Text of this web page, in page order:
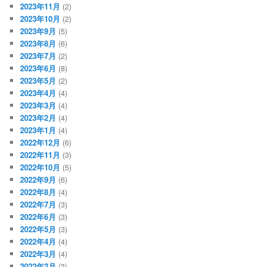
2023年11月 (2)
2023年10月 (2)
2023年9月 (5)
2023年8月 (6)
2023年7月 (2)
2023年6月 (8)
2023年5月 (2)
2023年4月 (4)
2023年3月 (4)
2023年2月 (4)
2023年1月 (4)
2022年12月 (6)
2022年11月 (3)
2022年10月 (5)
2022年9月 (6)
2022年8月 (4)
2022年7月 (3)
2022年6月 (3)
2022年5月 (3)
2022年4月 (4)
2022年3月 (4)